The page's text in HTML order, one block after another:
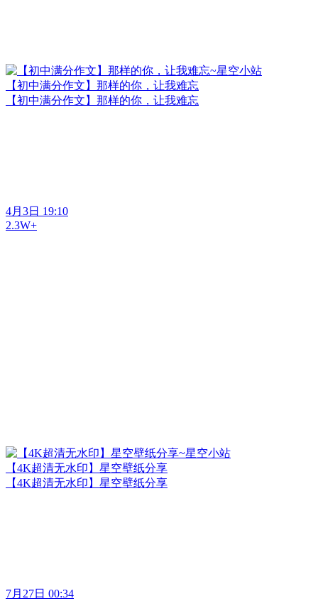
【初中满分作文】那样的你，让我难忘
【初中满分作文】那样的你，让我难忘
4月3日 19:10
2.3W+
【4K超清无水印】星空壁纸分享
【4K超清无水印】星空壁纸分享
7月27日 00:34